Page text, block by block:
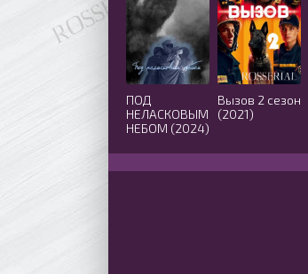
ПОД
НЕЛАСКОВЫМ
НЕБОМ (2024)
Вызов 2 сезон
(2021)